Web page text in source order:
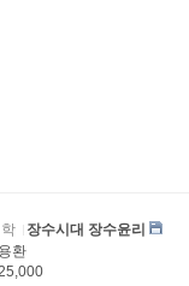
장수시대 장수윤리
환